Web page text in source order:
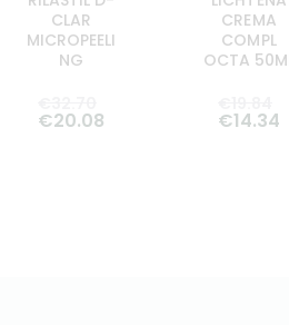
CLAR
MICROPEELI
NG
€20.08
CREMA
COMPL
OCTA
€14.34